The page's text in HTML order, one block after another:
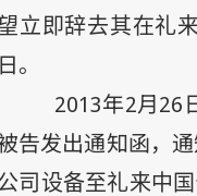
立即辞去其在礼
。
2013年2月26
告发出通知函，通
司设备至礼来中